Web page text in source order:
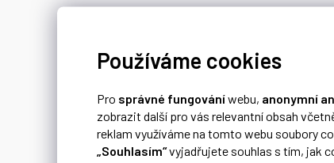
Používáme cookies
Pro správné fungováníwebu, anonymní
zobrazit další pro vás relevantní obsah
reklam využíváme na tomto webu soubory
„Souhlasím“vyjadřujete souhlas s tím, jak